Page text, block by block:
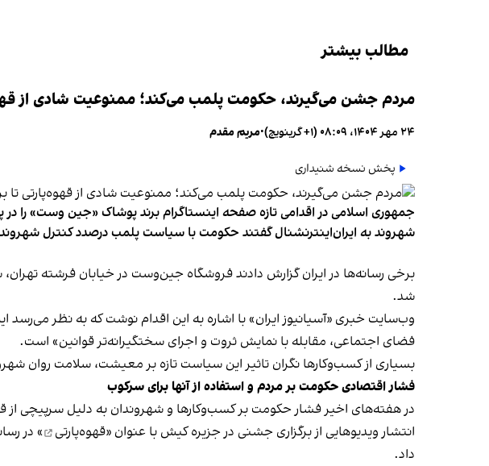
مطالب بیشتر
مردم جشن می‌گیرند، حکومت پلمب می‌کند؛ ممنوعیت شادی از
۲۴ مهر ۱۴۰۴، ۰۸:۰۹ (‎+۱ گرینویچ) •مریم مقدم
پخش نسخه شنیداری
جمهوری اسلامی در اقدامی تازه صفحه اینستاگرام برند پوشاک «جین وست» را
شهروند به ایران‌اینترنشنال گفتند حکومت با سیاست پلمب درصدد کنترل
شد.
وب‌سایت خبری «آسیانیوز ایران» با اشاره به این اقدام نوشت که به نظر
فضای اجتماعی، مقابله با نمایش ثروت و اجرای سختگیرانه‌تر قوانین» است.
بسیاری از کسب‌وکارها نگران تاثیر این سیاست‌ تازه بر معیشت، سلامت روان
فشار اقتصادی حکومت بر مردم و استفاده از آنها برای سرکوب
در هفته‌های اخیر فشار حکومت بر کسب‌وکارها و شهروندان به دلیل سرپیچی
انتشار ویدیوهایی از برگزاری جشنی در جزیره کیش با عنوان «قهوه‌پارتی
» در
داد.